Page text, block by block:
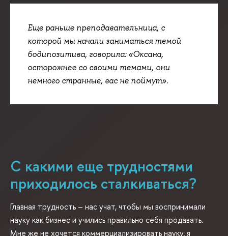
Еще раньше преподавательница, с
которой мы начали заниматься темой
бодипозитива, говорила: «Оксана,
осторожнее со своими темами, они
немного странные, вас не поймут».
С какими еще трудностями
приходилось сталкиваться?
Главная трудность – нас учат, чтобы мы воспринимали
науку как бизнес и учились правильно себя продавать.
Мне же не хочется коммерциализировать науку, я